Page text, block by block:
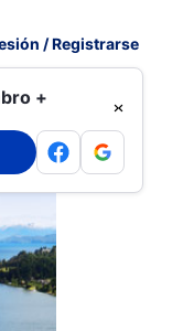
/ Registrarse
+